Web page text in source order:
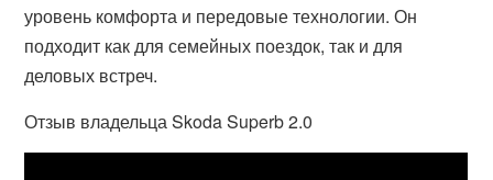
уровень комфорта и передовые технологии. Он
подходит как для семейных поездок, так и для
деловых встреч.
Отзыв владельца Skoda Superb 2.0